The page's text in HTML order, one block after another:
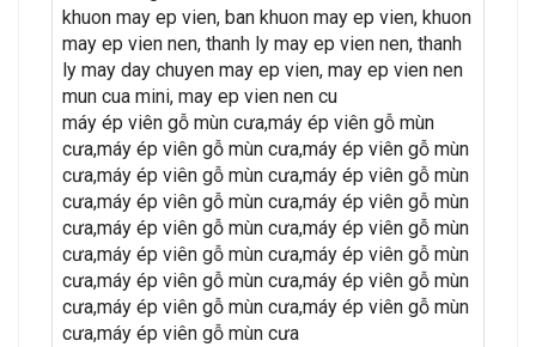
khuon may ep vien, ban khuon may ep vien, khuon
may ep vien nen, thanh ly may ep vien nen, thanh
ly may day chuyen may ep vien, may ep vien nen
mun cua mini, may ep vien nen cu
máy ép viên gỗ mùn cưa,máy ép viên gỗ mùn
cưa,máy ép viên gỗ mùn cưa,máy ép viên gỗ mùn
cưa,máy ép viên gỗ mùn cưa,máy ép viên gỗ mùn
cưa,máy ép viên gỗ mùn cưa,máy ép viên gỗ mùn
cưa,máy ép viên gỗ mùn cưa,máy ép viên gỗ mùn
cưa,máy ép viên gỗ mùn cưa,máy ép viên gỗ mùn
cưa,máy ép viên gỗ mùn cưa,máy ép viên gỗ mùn
cưa,máy ép viên gỗ mùn cưa,máy ép viên gỗ mùn
cưa,máy ép viên gỗ mùn cưa